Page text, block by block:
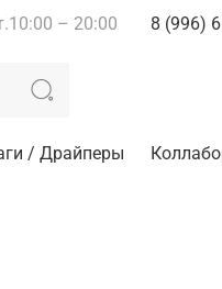
– 20:00 8 (996)
/ Драйперы